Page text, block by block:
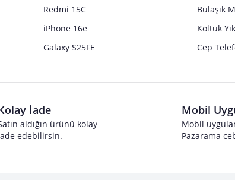
Redmi 15C
iPhone 16e
Galaxy S25FE
Bulaşık
Koltuk
Cep
İade
aldığın ürünü kolay
edebilirsin.
Mobil
Mobil
Pazarama